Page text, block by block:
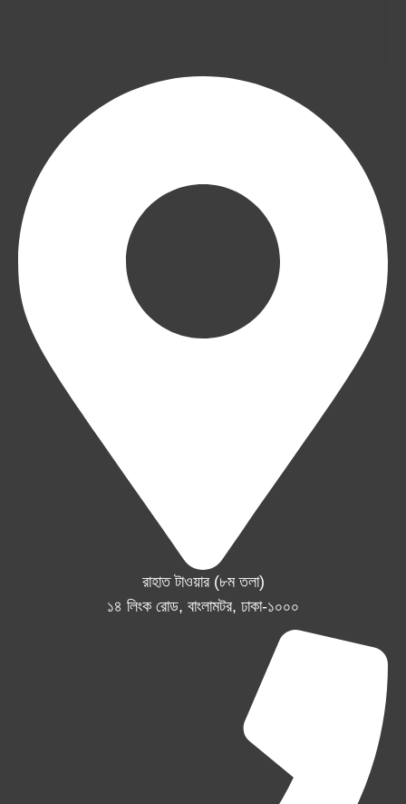
রাহাত টাওয়ার (৮ম তলা)
১৪ লিংক রোড, বাংলামটর, ঢাকা-১০০০